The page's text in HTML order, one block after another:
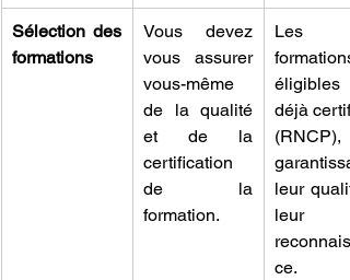
Sélection des
formations
Vous devez
vous assurer
vous-même
de la qualité
et de la
certification
de la
formation.
Les
formations
éligibles
déjà
(RNCP),
leur
leur
ce.